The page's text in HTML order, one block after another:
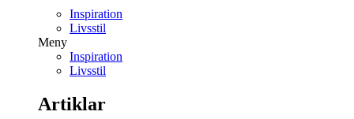
Inspiration
Livsstil
Meny
Inspiration
Livsstil
Artiklar